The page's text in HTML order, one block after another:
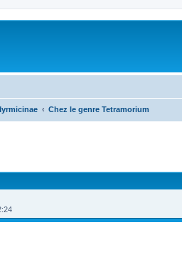
Chez le genre Tetramorium